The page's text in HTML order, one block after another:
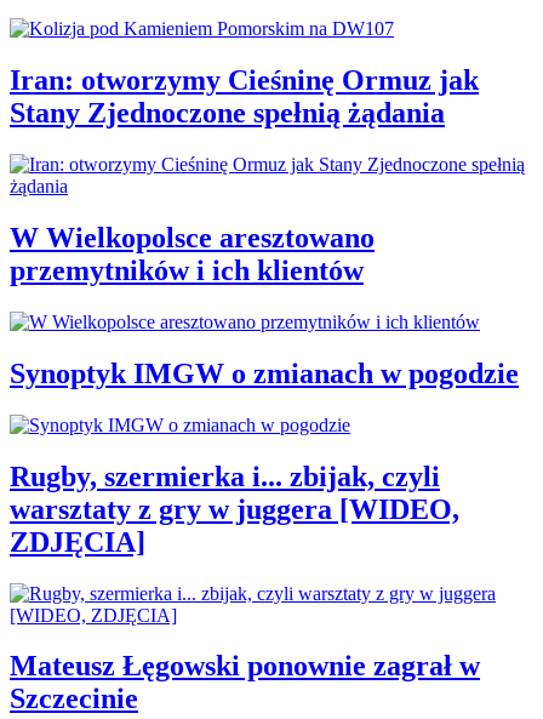
Iran: otworzymy Cieśninę Ormuz jak
Stany Zjednoczone spełnią żądania
W Wielkopolsce aresztowano
przemytników i ich klientów
Synoptyk IMGW o zmianach w pogodzie
Rugby, szermierka i... zbijak, czyli
warsztaty z gry w juggera [WIDEO,
ZDJĘCIA]
Mateusz Łęgowski ponownie zagrał w
Szczecinie